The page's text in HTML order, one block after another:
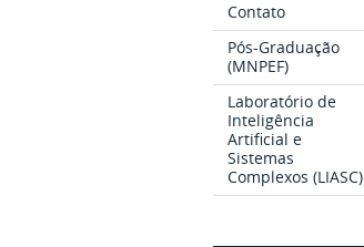
Contato
Pós-Graduação
(MNPEF)
Laboratório de
Inteligência
Artificial e
Sistemas
Complexos (LIASC)